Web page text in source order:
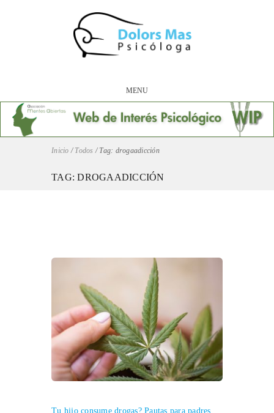
MENU
Inicio / Todos / Tag: drogaadicción
TAG: DROGAADICCIÓN
Tu hijo consume drogas? Pautas para padres